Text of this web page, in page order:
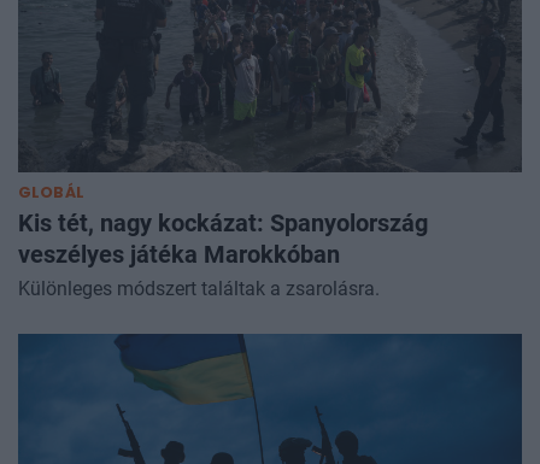
GLOBÁL
Kis tét, nagy kockázat: Spanyolország
veszélyes játéka Marokkóban
Különleges módszert találtak a zsarolásra.